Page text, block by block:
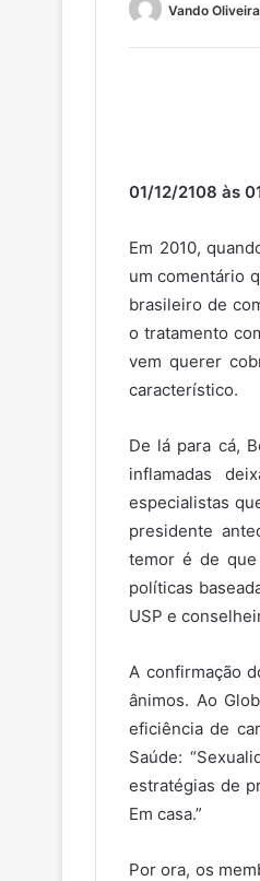
Vando Oliveira
01/12/2108 às
Em 2010,
um comentário
brasileiro de
o tratamento
vem querer
característico.
De lá para cá,
inflamadas
especialistas
presidente
temor é de
políticas
USP e
A confirmação
ânimos. Ao
eficiência de
Saúde:
estratégias de
Em casa.”
Por ora, os